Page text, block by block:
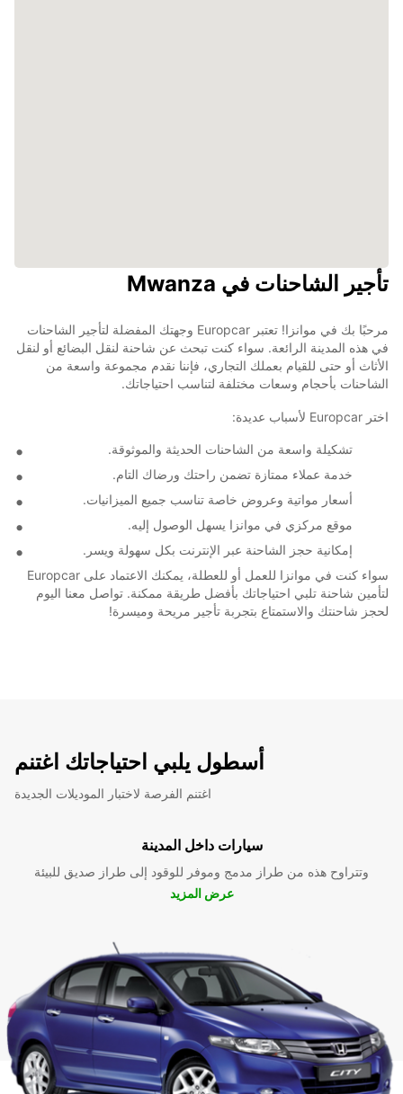
تأجير الشاحنات في Mwanza
مرحبًا بك في موانزا! تعتبر Europcar وجهتك المفضلة لتأجير الشاحنات
في هذه المدينة الرائعة. سواء كنت تبحث عن شاحنة لنقل البضائع أو لنقل
الأثاث أو حتى للقيام بعملك التجاري، فإننا نقدم مجموعة واسعة من
الشاحنات بأحجام وسعات مختلفة لتناسب احتياجاتك.
اختر Europcar لأسباب عديدة:
تشكيلة واسعة من الشاحنات الحديثة والموثوقة.
خدمة عملاء ممتازة تضمن راحتك ورضاك التام.
أسعار مواتية وعروض خاصة تناسب جميع الميزانيات.
موقع مركزي في موانزا يسهل الوصول إليه.
إمكانية حجز الشاحنة عبر الإنترنت بكل سهولة ويسر.
سواء كنت في موانزا للعمل أو للعطلة، يمكنك الاعتماد على Europcar
لتأمين شاحنة تلبي احتياجاتك بأفضل طريقة ممكنة. تواصل معنا اليوم
لحجز شاحنتك والاستمتاع بتجربة تأجير مريحة وميسرة!
أسطول يلبي احتياجاتك اغتنم
اغتنم الفرصة لاختبار الموديلات الجديدة
سيارات داخل المدينة
وتتراوح هذه من طراز مدمج وموفر للوقود إلى طراز صديق للبيئة
عرض المزيد